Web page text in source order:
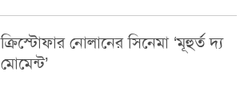
ক্রিস্টোফার নোলানের সিনেমা ‘মূহুর্ত দ্য
মোমেন্ট’